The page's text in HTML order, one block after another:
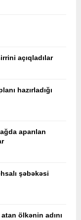
açıqladılar
hazırladığı
aparılan
şəbəkəsi
ölkənin adını